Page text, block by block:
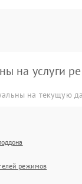
на услуги
на текущую
режимов